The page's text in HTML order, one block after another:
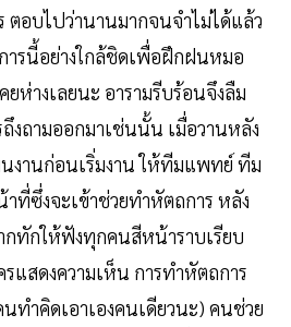
ตอบไปว่านานมากจนจำไม่ได้แล้ว
ารนี้อย่างใกล้ชิดเพื่อฝึกฝนหมอ
ห่างเลยนะ อารามรีบร้อนจึงลืม
ถึงถามออกมาเช่นนั้น เมื่อวานหลัง
านก่อนเริ่มงาน ให้ทีมแพทย์ ทีม
ที่ซึ่งจะเข้าช่วยทำหัตถการ หลัง
กทักให้ฟังทุกคนสีหน้าราบเรียบ
แสดงความเห็น การทำหัตถการ
ทำคิดเอาเองคนเดียวนะ) คนช่วย